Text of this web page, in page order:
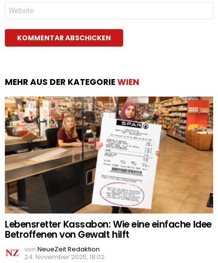
Website
MEHR AUS DER KATEGORIEWIEN
Lebensretter Kassabon: Wie eine einfache Idee
Betroffenen von Gewalt hilft
von NeueZeit Redaktion
24. November 2025, 18:02